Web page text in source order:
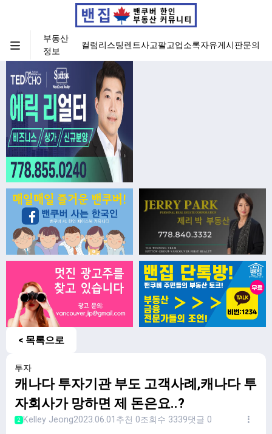
부동산
정보
컬럼리스팅렌트사고팔고업소록자유게시판문의
< 목록으로
투자
캐나다 투자기관 부도 고객사례,캐나다 투
자회사가 망하면 제 돈은요..?
2 Kelley Jeong2023.06.01 추천 0조회수 3339댓글 0